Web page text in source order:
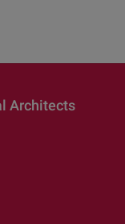
Architects